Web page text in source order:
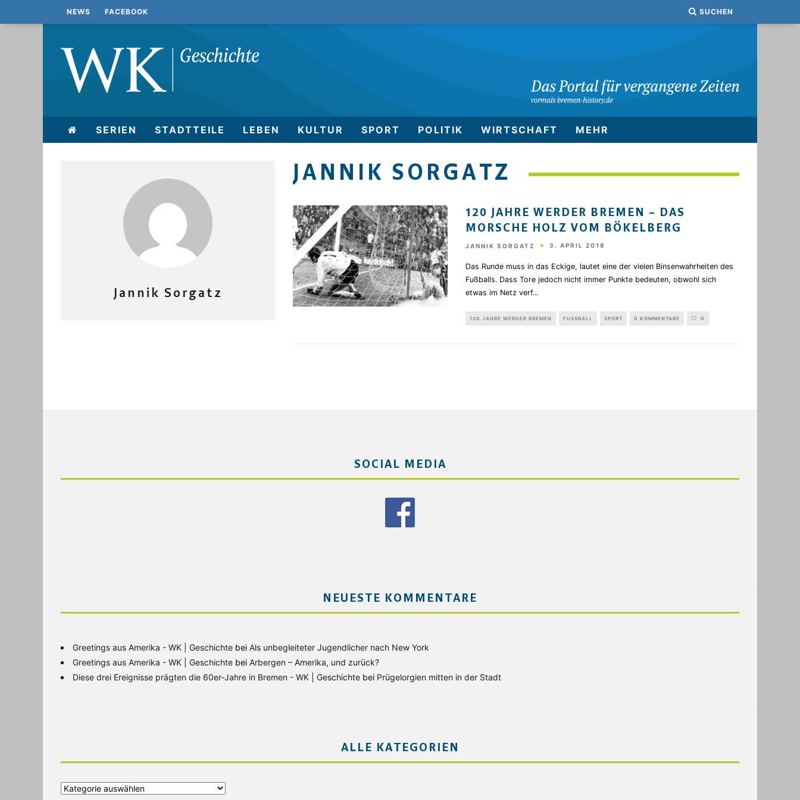
NEWS FACEBOOK SUCHEN
SERIEN STADTTEILE LEBEN KULTUR SPORT POLITIK WIRTSCHAFT MEHR
JANNIK SORGATZ
120 JAHRE WERDER BREMEN – DAS
MORSCHE HOLZ VOM BÖKELBERG
JANNIK SORGATZ 3. APRIL 2018
Das Runde muss in das Eckige, lautet eine der vielen Binsenwahrheiten des
Fußballs. Dass Tore jedoch nicht immer Punkte bedeuten, obwohl sich
etwas im Netz verf...
120 JAHRE WERDER BREMEN FUSSBALL SPORT 0 KOMMENTARE 0
Jannik Sorgatz
SOCIAL MEDIA
NEUESTE KOMMENTARE
Greetings aus Amerika - WK | Geschichte bei Als unbegleiteter Jugendlicher nach New York
Greetings aus Amerika - WK | Geschichte bei Arbergen – Amerika, und zurück?
Diese drei Ereignisse prägten die 60er-Jahre in Bremen - WK | Geschichte bei Prügelorgien mitten in der Stadt
ALLE KATEGORIEN
Alle